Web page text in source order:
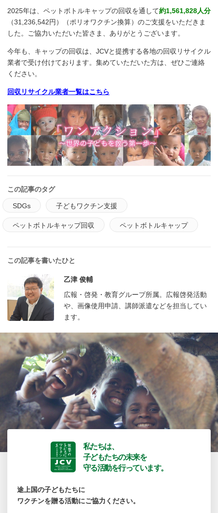
2025年は、ペットボトルキャップの回収を通して約1,561,828人分
（31,236,542円）（ポリオワクチン換算）のご支援をいただきま
した。ご協力いただいた皆さま、ありがとうございます。
今年も、キャップの回収は、JCVと提携する各地の回収リサイクル
業者で受け付けております。集めていただいた方は、ぜひご連絡
ください。
回収リサイクル業者一覧はこちら
この記事のタグ
SDGs 子どもワクチン支援
ペットボトルキャップ回収 ペットボトルキャップ
この記事を書いたひと
乙津 俊輔
広報・啓発・教育グループ所属。広報啓発活動
や、画像使用申請、講師派遣などを担当してい
ます。
私たちは、
子どもたちの未来を
守る活動を行っています。
途上国の子どもたちに
ワクチンを贈る活動にご協力ください。